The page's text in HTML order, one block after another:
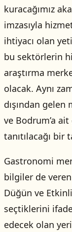
kuracağımız
imzasıyla
ihtiyacı olan
bu sektörlerin
araştırma
olacak. Aynı
dışından
ve Bodrum’a
tanıtılacağı bir
Gastronomi
bilgiler de
Düğün ve
seçtiklerini
edecek olan